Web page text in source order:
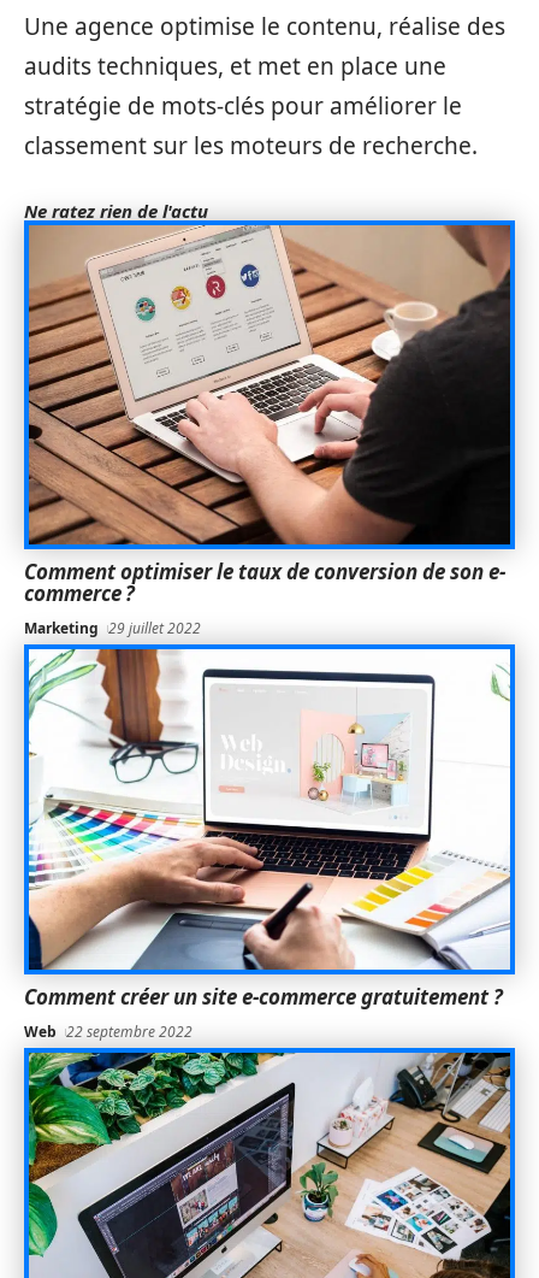
Une agence optimise le contenu, réalise des
audits techniques, et met en place une
stratégie de mots-clés pour améliorer le
classement sur les moteurs de recherche.
Ne ratez rien de l'actu
Comment optimiser le taux de conversion de son e-
commerce ?
Marketing 29 juillet 2022
Comment créer un site e-commerce gratuitement ?
Web 22 septembre 2022